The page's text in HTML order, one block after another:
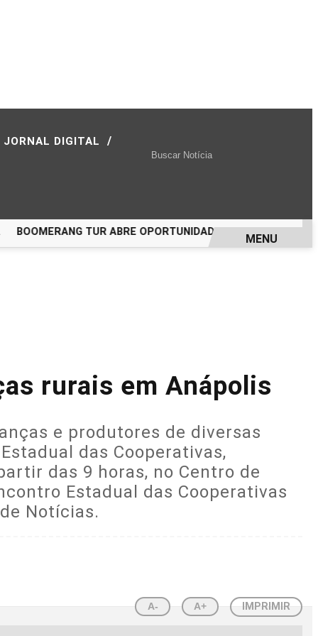
JORNAL DIGITAL /
BOOMERANG TUR ABRE OPORTUNIDADE PARA VIAJAR A
MENU
rurais em Anápolis
e produtores de diversas
das Cooperativas,
das 9 horas, no Centro de
Estadual das Cooperativas
Notícias.
A- A+ IMPRIMIR